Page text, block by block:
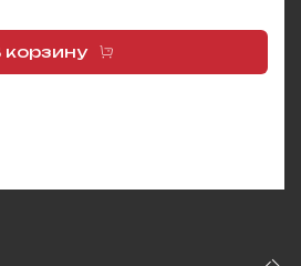
корзину